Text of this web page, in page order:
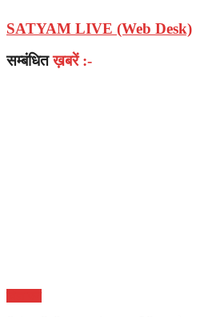
SATYAM LIVE (Web Desk)
सम्बंधितख़बरें :-